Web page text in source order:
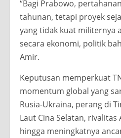
“Bagi Prabowo,
tahunan, tetapi proyek
yang tidak kuat militernya
secara ekonomi, politik
Amir.
Keputusan memperkuat
momentum global yang
Rusia-Ukraina, perang di
Laut Cina Selatan, rivalitas
hingga meningkatnya